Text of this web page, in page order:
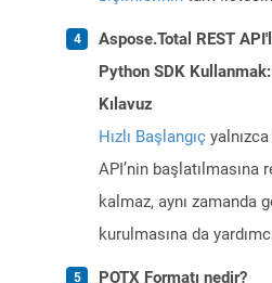
Aspose.Total REST
Python SDK
Kılavuz
Hızlı Başlangıç
API’nin
kalmaz, aynı zamanda
kurulmasına da
POTX Formatı nedir?